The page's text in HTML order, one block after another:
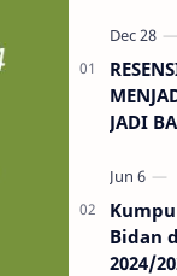
JADI
Bidan
2024/